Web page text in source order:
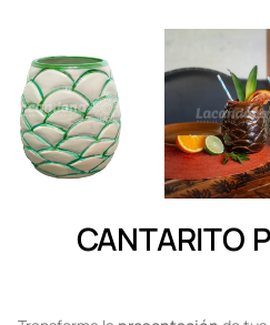
CANTARITO